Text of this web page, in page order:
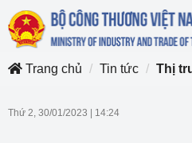
Trang chủ
Tin tức Thị
Thứ 2, 30/01/2023 14:24